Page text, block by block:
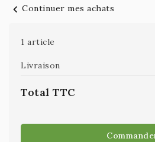
chevron_left Continuer mes achats
1 article
Livraison
Total TTC